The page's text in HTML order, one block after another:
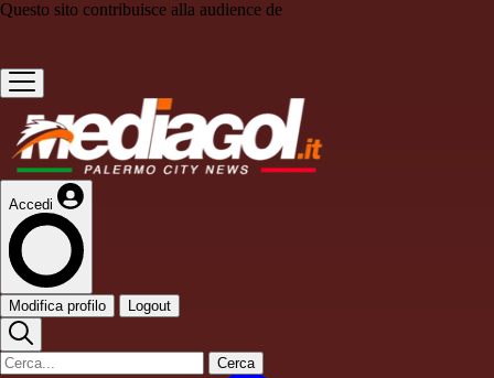
Questo sito contribuisce alla audience de
Accedi
Modifica profilo Logout
Cerca